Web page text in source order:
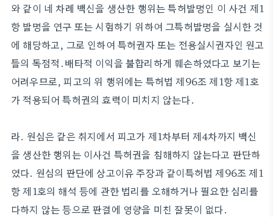
와 같이 네 차례 백신을 생산한 행위는 특허발명인 이 사건 제1
항 발명을 연구 또는 시험하기 위하여 그특허발명을 실시한 것
에 해당하고, 그로 인하여 특허권자 또는 전용실시권자인 원고
들의 독점적․배타적 이익을 불합리하게 훼손하였다고 보기는
어려우므로, 피고의 위 행위에는 특허법 제96조 제1항 제1호
가 적용되어 특허권의 효력이 미치지 않는다.
라. 원심은 같은 취지에서 피고가 제1차부터 제4차까지 백신
을 생산한 행위는 이사건 특허권을 침해하지 않는다고 판단하
였다. 원심의 판단에 상고이유 주장과 같이특허법 제96조 제1
항 제1호의 해석 등에 관한 법리를 오해하거나 필요한 심리를
다하지 않는 등으로 판결에 영향을 미친 잘못이 없다.